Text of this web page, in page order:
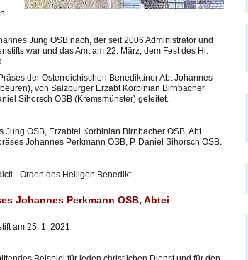
Jung OSB nach, der seit 2006 Administrator und
war und das Amt am 22. März, dem Fest des Hl.
der Österreichischen Benediktiner Abt Johannes
von Salzburger Erzabt Korbinian Birnbacher
Sihorsch OSB (Kremsmünster) geleitet.
Jung OSB, Erzabtei Korbinian Birnbacher OSB, Abt
Johannes Perkmann OSB, P. Daniel Sihorsch OSB.
- Orden des Heiligen Benedikt
Johannes Perkmann OSB, Abtei
am 25. 1. 2021